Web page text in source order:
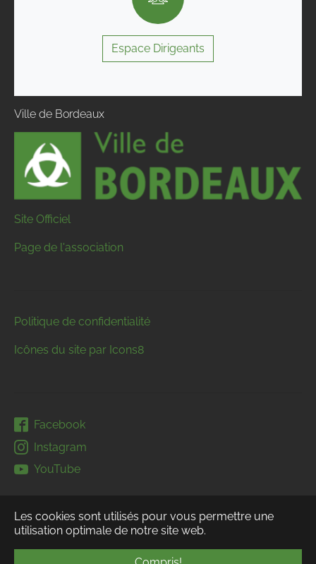
Les cookies sont utilisés pour vous permettre une
utilisation optimale de notre site web.
Espace Dirigeants
Ville de Bordeaux
Site Officiel
Page de l'association
Politique de confidentialité
Icônes du site par Icons8
Facebook
Instagram
YouTube